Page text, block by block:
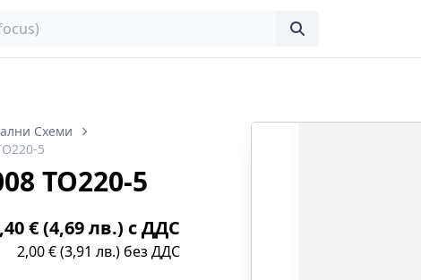
Схеми
5
TO220-5
€ (4,69 лв.) с ДДС
2,00 € (3,91 лв.) без ДДС